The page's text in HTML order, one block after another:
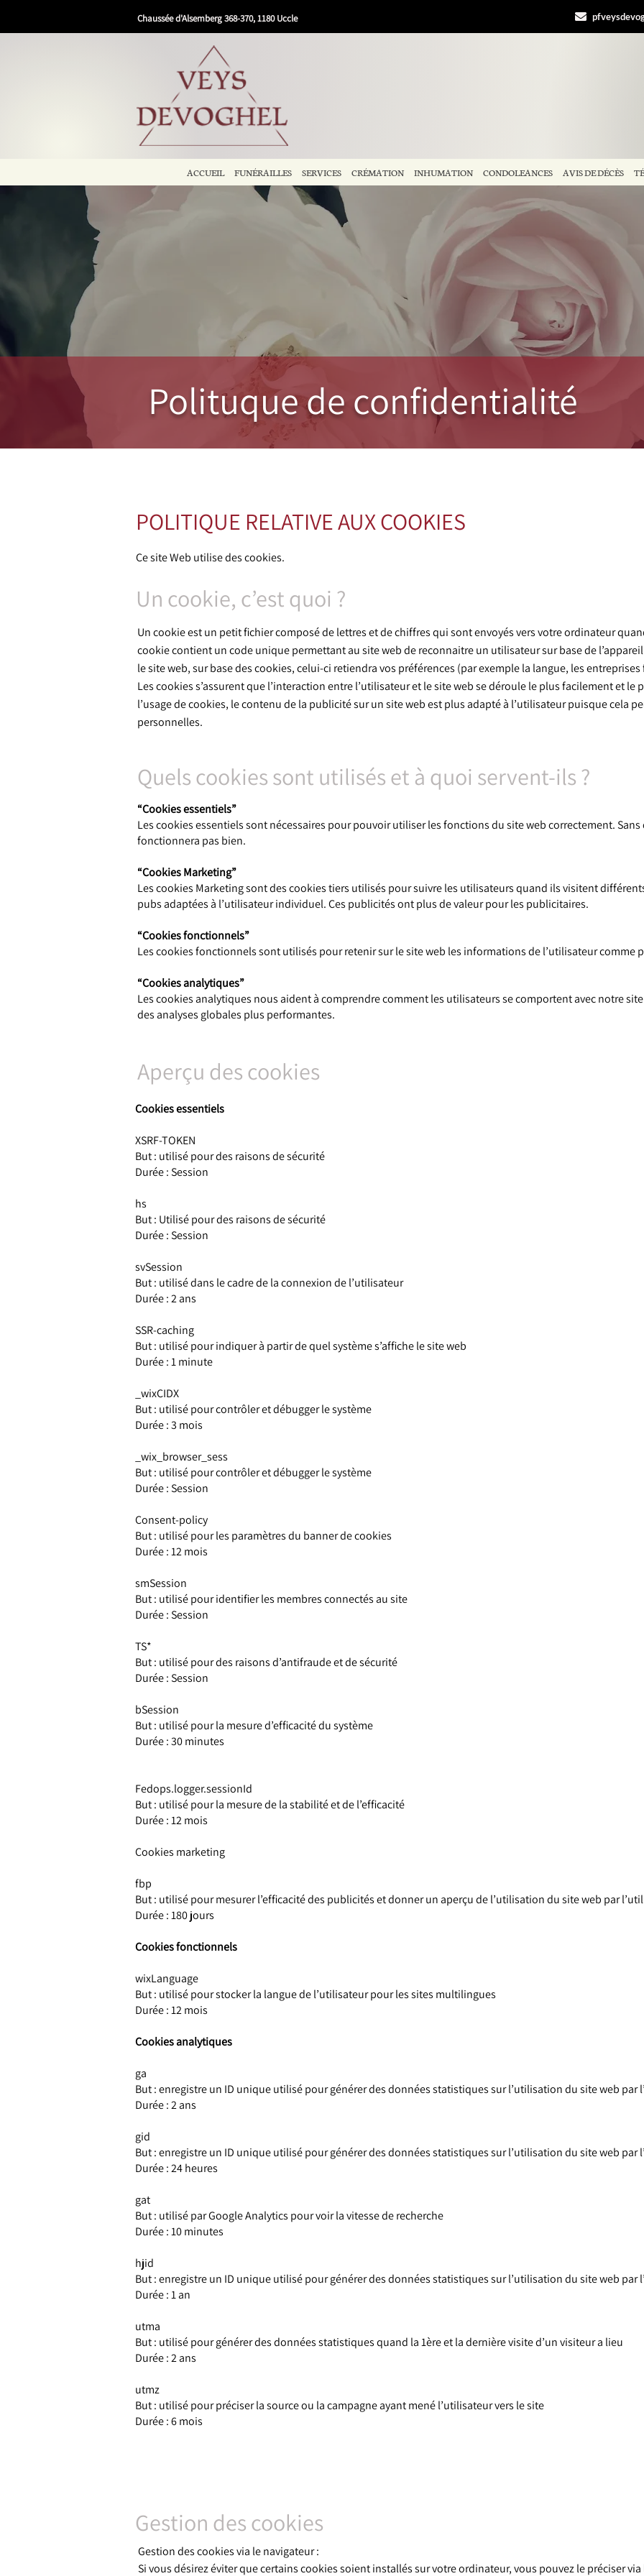
Chaussée d'Alsemberg 368-370, 1180 Uccle
ACCUEIL FUNÉRAILLES SERVICES CRÉMATION INHUMATION CONDOLEANCES AVIS DE DÉCÈS
Polituque de confidentialité
POLITIQUE RELATIVE AUX COOKIES
Ce site Web utilise des cookies.
Un cookie, c’est quoi ?
Un cookie est un petit fichier composé de lettres et de chiffres qui sont envoyés vers votre ordinateur
cookie contient un code unique permettant au site web de reconnaitre un utilisateur sur base de
le site web, sur base des cookies, celui-ci retiendra vos préférences (par exemple la langue, les
Les cookies s’assurent que l’interaction entre l’utilisateur et le site web se déroule le plus facilement et le
l’usage de cookies, le contenu de la publicité sur un site web est plus adapté à l’utilisateur puisque cela
personnelles.
Quels cookies sont utilisés et à quoi servent-ils ?
“Cookies essentiels”
Les cookies essentiels sont nécessaires pour pouvoir utiliser les fonctions du site web correctement.
fonctionnera pas bien.
“Cookies Marketing”
Les cookies Marketing sont des cookies tiers utilisés pour suivre les utilisateurs quand ils visitent
pubs adaptées à l’utilisateur individuel. Ces publicités ont plus de valeur pour les publicitaires.
“Cookies fonctionnels”
Les cookies fonctionnels sont utilisés pour retenir sur le site web les informations de l’utilisateur comme
“Cookies analytiques”
Les cookies analytiques nous aident à comprendre comment les utilisateurs se comportent avec notre
des analyses globales plus performantes.
Aperçu des cookies
Cookies essentiels
XSRF-TOKEN
But : utilisé pour des raisons de sécurité
Durée : Session
hs
But : Utilisé pour des raisons de sécurité
Durée : Session
svSession
But : utilisé dans le cadre de la connexion de l’utilisateur
Durée : 2 ans
SSR-caching
But : utilisé pour indiquer à partir de quel système s’affiche le site web
Durée : 1 minute
_wixCIDX
But : utilisé pour contrôler et débugger le système
Durée : 3 mois
_wix_browser_sess
But : utilisé pour contrôler et débugger le système
Durée : Session
Consent-policy
But : utilisé pour les paramètres du banner de cookies
Durée : 12 mois
smSession
But : utilisé pour identifier les membres connectés au site
Durée : Session
TS*
But : utilisé pour des raisons d’antifraude et de sécurité
Durée : Session
bSession
But : utilisé pour la mesure d’efficacité du système
Durée : 30 minutes
Fedops.logger.sessionId
But : utilisé pour la mesure de la stabilité et de l’efficacité
Durée : 12 mois
Cookies marketing
fbp
But : utilisé pour mesurer l’efficacité des publicités et donner un aperçu de l’utilisation du site web par
Durée : 180 jours
Cookies fonctionnels
wixLanguage
But : utilisé pour stocker la langue de l’utilisateur pour les sites multilingues
Durée : 12 mois
Cookies analytiques
ga
But : enregistre un ID unique utilisé pour générer des données statistiques sur l’utilisation du site web par
Durée : 2 ans
gid
But : enregistre un ID unique utilisé pour générer des données statistiques sur l’utilisation du site web par
Durée : 24 heures
gat
But : utilisé par Google Analytics pour voir la vitesse de recherche
Durée : 10 minutes
hjid
But : enregistre un ID unique utilisé pour générer des données statistiques sur l’utilisation du site web par
Durée : 1 an
utma
But : utilisé pour générer des données statistiques quand la 1ère et la dernière visite d’un visiteur a lieu
Durée : 2 ans
utmz
But : utilisé pour préciser la source ou la campagne ayant mené l’utilisateur vers le site
Durée : 6 mois
Gestion des cookies
Gestion des cookies via le navigateur :
Si vous désirez éviter que certains cookies soient installés sur votre ordinateur, vous pouvez le préciser